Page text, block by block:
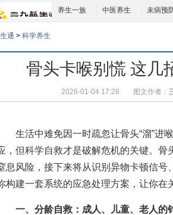
养生一族 中医养生 未病预
通 > 科学养生
骨头卡喉别慌 这几
2026-01-04 17:28 图文作者：
生活中难免因一时疏忽让骨头“溜”进
，但科学自救才是破解危机的关键。
息风险，接下来将从识别异物卡顿信
构建一套系统的应急处理方案，让你在
一、分龄自救：成人、儿童、老人的